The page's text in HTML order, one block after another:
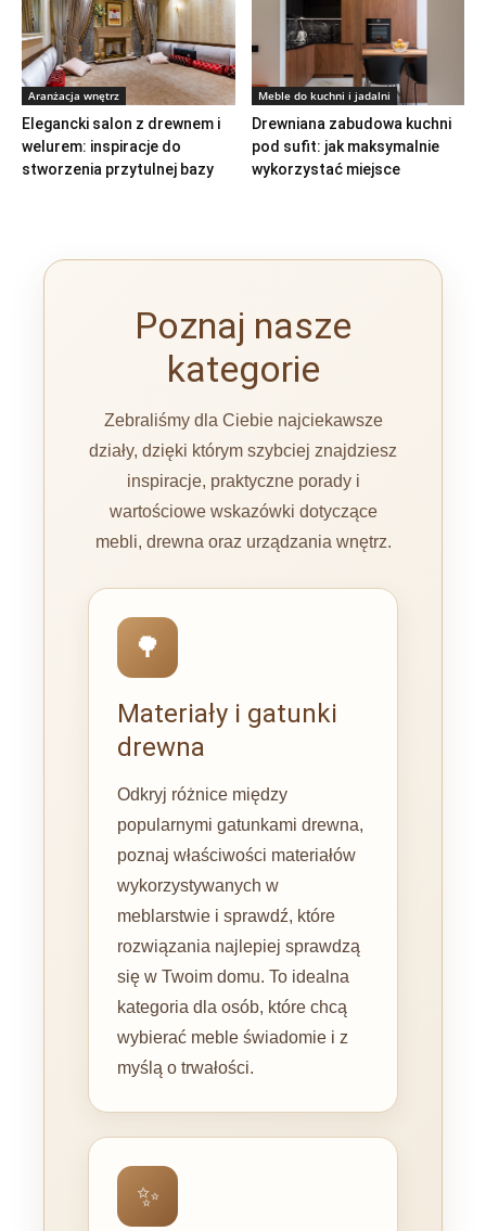
Aranżacja wnętrz
Elegancki salon z drewnem i
welurem: inspiracje do
stworzenia przytulnej bazy
Meble do kuchni i jadalni
Drewniana zabudowa kuchni
pod sufit: jak maksymalnie
wykorzystać miejsce
Poznaj nasze
kategorie
Zebraliśmy dla Ciebie najciekawsze
działy, dzięki którym szybciej znajdziesz
inspiracje, praktyczne porady i
wartościowe wskazówki dotyczące
mebli, drewna oraz urządzania wnętrz.
🌳
Materiały i gatunki
drewna
Odkryj różnice między
popularnymi gatunkami drewna,
poznaj właściwości materiałów
wykorzystywanych w
meblarstwie i sprawdź, które
rozwiązania najlepiej sprawdzą
się w Twoim domu. To idealna
kategoria dla osób, które chcą
wybierać meble świadomie i z
myślą o trwałości.
✨